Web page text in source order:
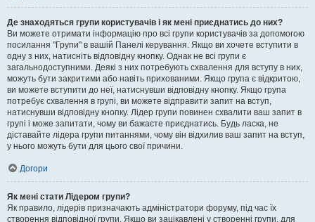
Де знаходяться групи користувачів і як мені приєднатись до них?
Ви можете отримати інформацію про всі групи користувачів за допомогою
посилання "Групи" в вашій Панелі керування. Якщо ви хочете вступити в
одну з них, натисніть відповідну кнопку. Однак не всі групи є
загальнодоступними. Деякі з них потребують схвалення для вступу в них,
можуть бути закритими або навіть прихованими. Якщо група є відкритою,
ви можете вступити до неї, натиснувши відповідну кнопку. Якщо група
потребує схвалення в групі, ви можете відправити запит на вступ,
натиснувши відповідну кнопку. Лідер групи повинен схвалити ваш запит в
групі і може запитати, чому ви бажаєте приєднатись. Будь ласка, не
діставайте лідера групи питаннями, чому він відхилив ваш запит на вступ,
у нього можуть бути для цього свої причини.
Догори
Як мені стати Лідером групи?
Як правило, лідерів призначають адміністратори форуму, під час їх
створення відповідної групи. Якщо ви зацікавлені у створенні групи, для